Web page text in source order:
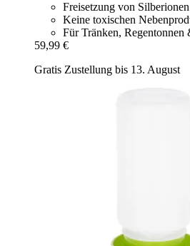
Freisetzung von Silberionen
Keine toxischen
Für Tränken,
59,99 €
Gratis Zustellung bis 13. August